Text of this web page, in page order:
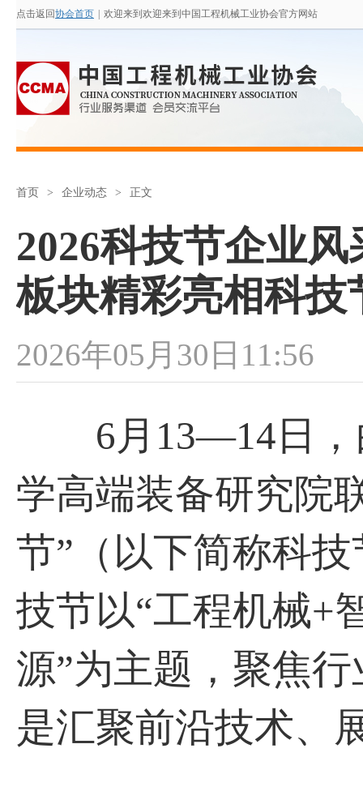
点击返回协会首页 欢迎来到欢迎来到中国工程机械工业协会官方网站
首页 > 企业动态 > 正文
2026科技节企业
板块精彩亮相科技
2026年05月30日11:56
6月13—14日，
学高端装备研究院
节”（以下简称科
技节以“工程机械+
源”为主题，聚焦
是汇聚前沿技术、